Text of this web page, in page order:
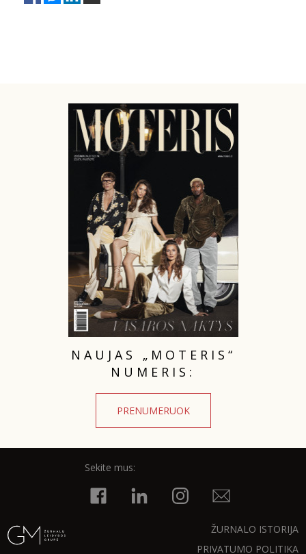
NAUJAS „MOTERIS“
NUMERIS:
PRENUMERUOK
Sekite mus:
ŽURNALO ISTORIJA
PRIVATUMO POLITIKA